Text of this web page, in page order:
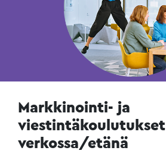
Markkinointi- ja
viestintäkoulutukset
verkossa/etänä